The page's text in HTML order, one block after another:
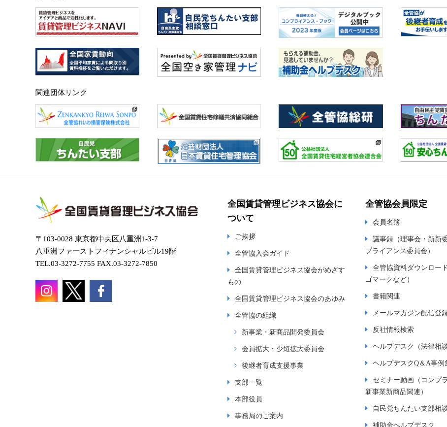
関連団体リンク
〒103-0028 東京都中央区八重洲1-3-7
八重洲ファーストフィナンシャルビル19階
TEL.03-3272-7755 FAX.03-3272-7850
全国賃貸管理ビジネス協会に
ついて
ご挨拶
全管協入会ガイド
全国賃貸管理ビジネス協会がめざす
もの
全国賃貸管理ビジネス協会のあゆみ
全管協の組織
新事業・新商品開発委員会
会員拡大・少短拡大委員会
後継者育成支援事業
支部一覧
本部役員
事務局のご案内
全管協会員限定
会員名簿
議事録（理事会・新新
プライアンス委員会）
全管協資料ダウンロー
ゴマークなど）
書籍関連
メールマガジン配信登
反社情報検索
ヘルプデスク（法律相談
ヘルプデスクQ＆A事例
セミナー動画（コンプ
新事業新商品関連）
自民党ちんたい支部相
補助金ヘルプデスク